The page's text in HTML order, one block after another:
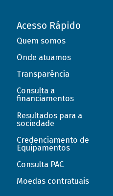
Acesso Rápido
Quem somos
Onde atuamos
Transparência
Consulta a
financiamentos
Resultados para a
sociedade
Credenciamento de
Equipamentos
Consulta PAC
Moedas contratuais